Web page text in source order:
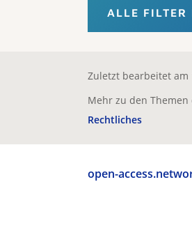
ALLE FILTER
Zuletzt bearbeitet am
Mehr zu den Themen
Rechtliches
open-